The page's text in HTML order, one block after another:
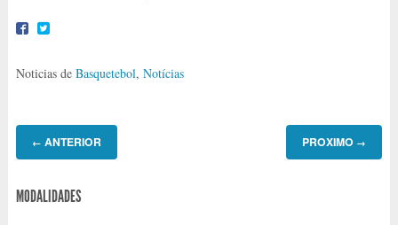
Noticias de Basquetebol, Notícias
← ANTERIOR PROXIMO →
MODALIDADES